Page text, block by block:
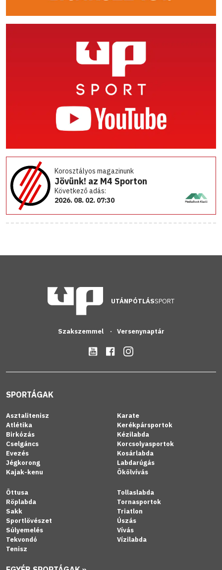
Korosztályos magazinunk
Jövünk! az M4 Sporton
Következő adás:
2026. 08. 02. 07:30
UTÁNPÓTLÁSSPORT
Szakszemmel Versenynaptár
SPORTÁGAK
Asztalitenisz
Atlétika
Birkózás
Cselgáncs
Evezés
Jégkorong
Kajak-kenu
Karate
Kerékpársportok
Kézilabda
Korcsolyasportok
Kosárlabda
Labdarúgás
Ökölvívás
Öttusa
Röplabda
Sakk
Sportlövészet
Súlyemelés
Tekvondó
Tenisz
Tollaslabda
Tornasportok
Triatlon
Úszás
Vívás
Vízilabda